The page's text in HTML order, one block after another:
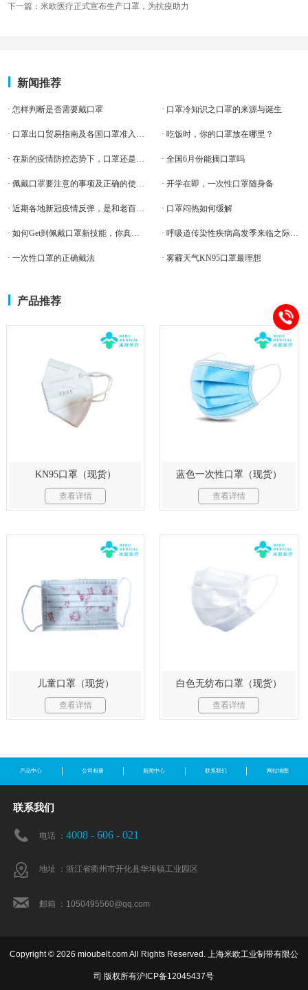
下一篇：米欧医疗正式宣布生产口罩，为抗疫助力
新闻推荐
· 怎样判断是否需要戴口罩 · 口罩冷知识之口罩的来源与诞生
· 口罩出口贸易指南及各国口罩准入条件 · 吃饭时，你的口罩放在哪里？
· 在新的疫情防控态势下，口罩还是必需品吗？ · 全国6月份能摘口罩吗
· 佩戴口罩要注意的事项及正确的使用方式 · 开学在即，一次性口罩随身备
· 近期各地新冠疫情反弹，是和老百姓摘下口罩有关吗？ · 口罩闷热如何缓解
· 如何Get到佩戴口罩新技能，你真的了解吗? · 呼吸道传染性疾病高发季来临之际 一次性口罩先别急着摘掉
· 一次性口罩的正确戴法 · 雾霾天气KN95口罩最理想
产品推荐
KN95口罩（现货）
查看详情
蓝色一次性口罩（现货）
查看详情
儿童口罩（现货）
查看详情
白色无纺布口罩（现货）
查看详情
产品中心 公司相册 新闻中心 联系我们 网站地图
联系我们
电话 ： 4008 - 606 - 021
地址 ：浙江省衢州市开化县华埠镇工业园区
邮箱 ：1050495560@qq.com
Copyright © 2026 mioubelt.com All Rights Reserved. 上海米欧工业制带有限公
司 版权所有沪ICP备12045437号